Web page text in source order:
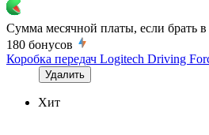
Сумма месячной платы, если брать в
180 бонусов
Коробка передач Logitech Driving
Удалить
Хит